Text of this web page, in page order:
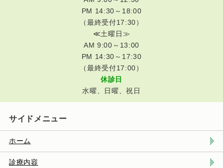
PM 14:30～18:00
（最終受付17:30）
≪土曜日≫
AM 9:00～13:00
PM 14:30～17:30
（最終受付17:00）
休診日
水曜、日曜、祝日
サイドメニュー
ホーム
診療内容